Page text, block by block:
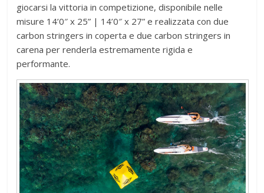
giocarsi la vittoria in competizione, disponibile nelle
misure 14’0″ x 25” | 14’0″ x 27” e realizzata con due
carbon stringers in coperta e due carbon stringers in
carena per renderla estremamente rigida e
performante.